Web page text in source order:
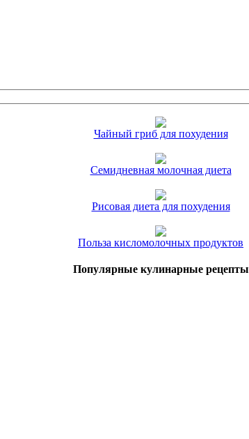
Чайный гриб для похудения
Семидневная молочная диета
Рисовая диета для похудения
Польза кисломолочных продуктов
Популярные кулинарные рецепты